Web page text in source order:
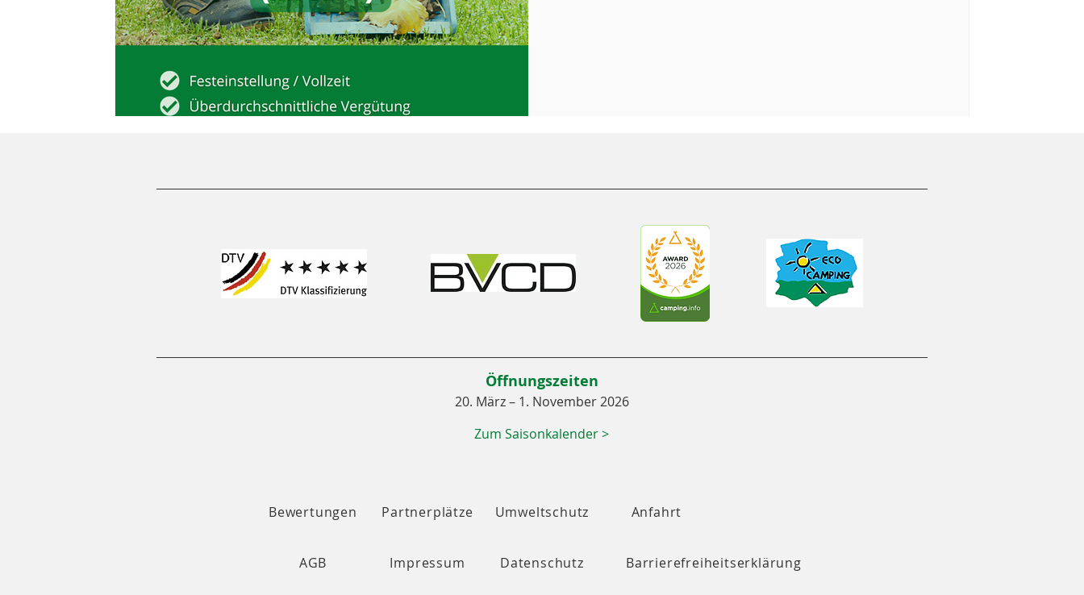
Öffnungszeiten
20. März – 1. November 2026
Zum Saisonkalender >
Bewertungen Partnerplätze Umweltschutz Anfahrt
AGB Impressum Datenschutz Barrierefreiheitserklärung